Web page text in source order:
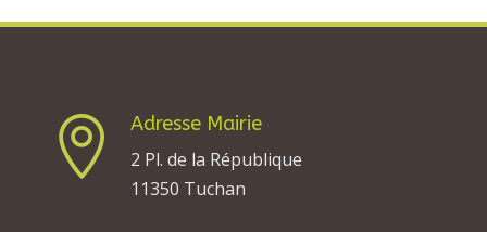

Adresse Mairie
2 Pl. de la République
11350 Tuchan